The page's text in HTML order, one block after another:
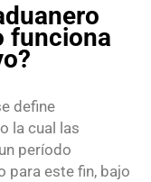
funciona
define
la cual las
período
para este fin, bajo